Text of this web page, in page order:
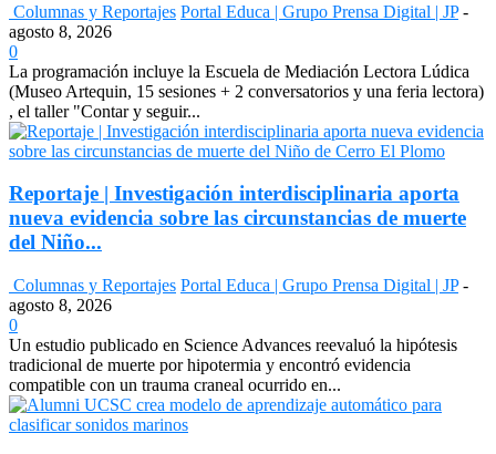
Columnas y Reportajes Portal Educa | Grupo Prensa Digital | JP -
agosto 8, 2026
0
La programación incluye la Escuela de Mediación Lectora Lúdica
(Museo Artequin, 15 sesiones + 2 conversatorios y una feria lectora)
, el taller "Contar y seguir...
Reportaje | Investigación interdisciplinaria aporta
nueva evidencia sobre las circunstancias de muerte
del Niño...
Columnas y Reportajes Portal Educa | Grupo Prensa Digital | JP -
agosto 8, 2026
0
Un estudio publicado en Science Advances reevaluó la hipótesis
tradicional de muerte por hipotermia y encontró evidencia
compatible con un trauma craneal ocurrido en...